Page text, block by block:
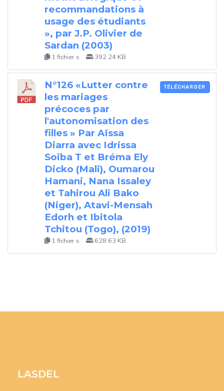
recommandations à
usage des étudiants
», par J.P. Olivier de
Sardan (2003)
1 fichier·s 392.24 KB
N°126 «Lutter contre
les mariages
précoces par
l'autonomisation des
filles » Par Aïssa
Diarra avec Idrissa
Soiba T et Bréma Ely
Dicko (Mali), Oumarou
Hamani, Nana Issaley
et Tahirou Ali Bako
(Niger), Atavi-Mensah
Edorh et Ibitola
Tchitou (Togo), (2019)
1 fichier·s 628.63 KB
TÉLÉCHARGER
LASDEL